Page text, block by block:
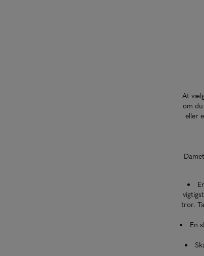
At
om
eller
tror.
En